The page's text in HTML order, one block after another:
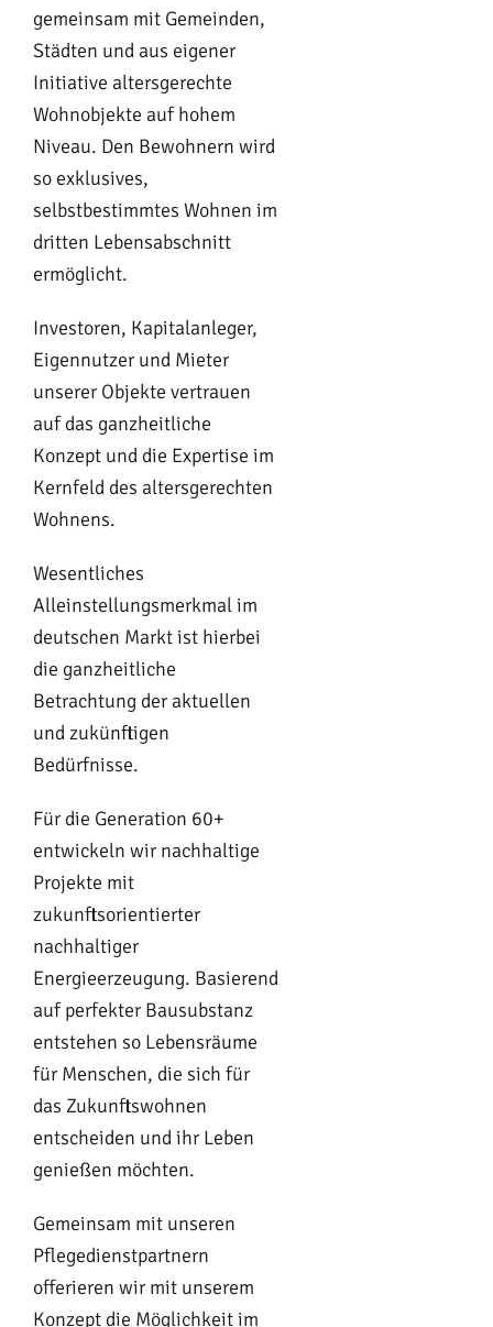
gemeinsam mit Gemeinden,
Städten und aus eigener
Initiative altersgerechte
Wohnobjekte auf hohem
Niveau. Den Bewohnern wird
so exklusives,
selbstbestimmtes Wohnen im
dritten Lebensabschnitt
ermöglicht.
Investoren, Kapitalanleger,
Eigennutzer und Mieter
unserer Objekte vertrauen
auf das ganzheitliche
Konzept und die Expertise im
Kernfeld des altersgerechten
Wohnens.
Wesentliches
Alleinstellungsmerkmal im
deutschen Markt ist hierbei
die ganzheitliche
Betrachtung der aktuellen
und zukünftigen
Bedürfnisse.
Für die Generation 60+
entwickeln wir nachhaltige
Projekte mit
zukunftsorientierter
nachhaltiger
Energieerzeugung. Basierend
auf perfekter Bausubstanz
entstehen so Lebensräume
für Menschen, die sich für
das Zukunftswohnen
entscheiden und ihr Leben
genießen möchten.
Gemeinsam mit unseren
Pflegedienstpartnern
offerieren wir mit unserem
Konzept die Möglichkeit im